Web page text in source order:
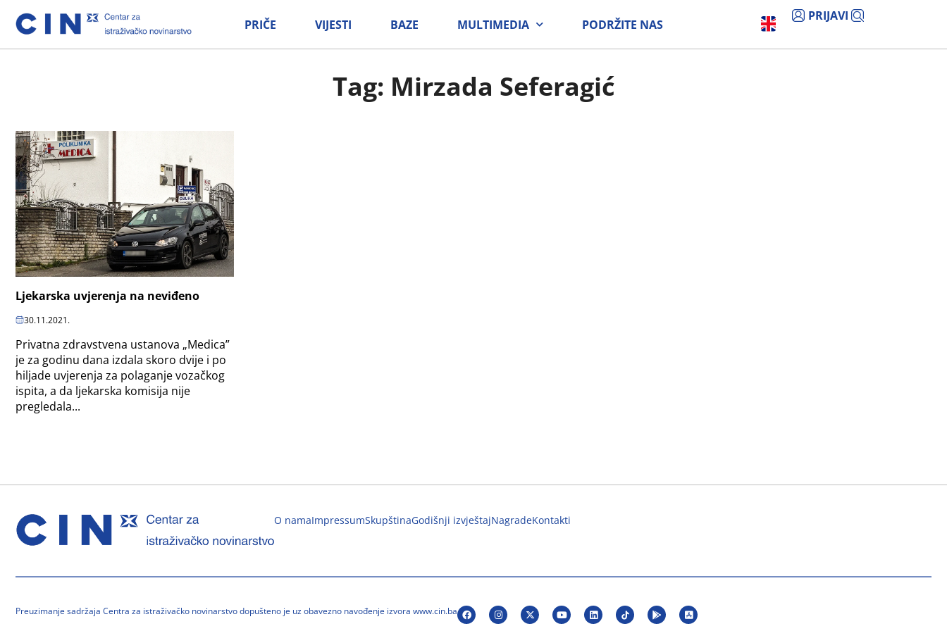
PRIČE VIJESTI BAZE MULTIMEDIA PODRŽITE NAS
PRIJAVI
Tag: Mirzada Seferagić
Ljekarska uvjerenja na neviđeno
30.11.2021.
Privatna zdravstvena ustanova „Medica”
je za godinu dana izdala skoro dvije i po
hiljade uvjerenja za polaganje vozačkog
ispita, a da ljekarska komisija nije
pregledala...
O namaImpressumSkupštinaGodišnji izvještajNagradeKontakti
Preuzimanje sadržaja Centra za istraživačko novinarstvo dopušteno je uz obavezno navođenje izvora www.cin.ba